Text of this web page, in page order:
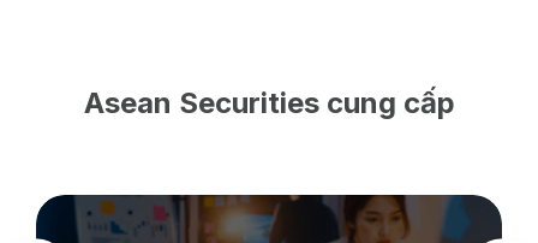
Asean Securities cung cấp